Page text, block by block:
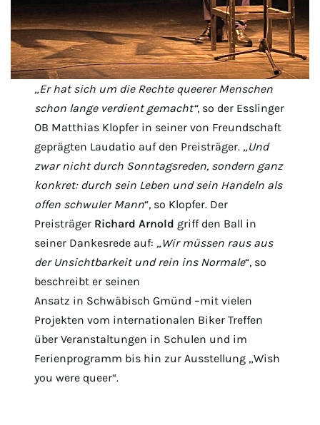
„Er hat sich um die Rechte queerer Menschen
schon lange verdient gemacht“, so der Esslinger
OB Matthias Klopfer in seiner von Freundschaft
geprägten Laudatio auf den Preisträger. „Und
zwar nicht durch Sonntagsreden, sondern ganz
konkret: durch sein Leben und sein Handeln als
offen schwuler Mann“, so Klopfer. Der
Preisträger Richard Arnold griff den Ball in
seiner Dankesrede auf: „Wir müssen raus aus
der Unsichtbarkeit und rein ins Normale“, so
beschreibt er seinen
Ansatz in Schwäbisch Gmünd –mit vielen
Projekten vom internationalen Biker Treffen
über Veranstaltungen in Schulen und im
Ferienprogramm bis hin zur Ausstellung „Wish
you were queer“.